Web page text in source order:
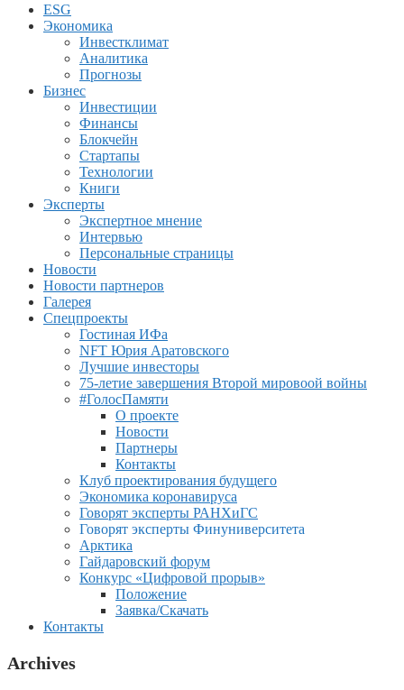
ESG
Экономика
Инвестклимат
Аналитика
Прогнозы
Бизнес
Инвестиции
Финансы
Блокчейн
Стартапы
Технологии
Книги
Эксперты
Экспертное мнение
Интервью
Персональные страницы
Новости
Новости партнеров
Галерея
Спецпроекты
Гостиная ИФа
NFT Юрия Аратовского
Лучшие инвесторы
75-летие завершения Второй мировоой войны
#ГолосПамяти
О проекте
Новости
Партнеры
Контакты
Клуб проектирования будущего
Экономика коронавируса
Говорят эксперты РАНХиГС
Говорят эксперты Финуниверситета
Арктика
Гайдаровский форум
Конкурс «Цифровой прорыв»
Положение
Заявка/Скачать
Контакты
Archives